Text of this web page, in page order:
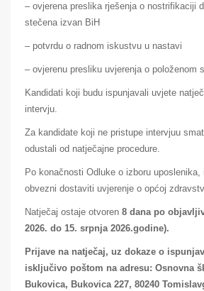
– ovjerena preslika rješenja o nostrifikaciji
stečena izvan BiH
– potvrdu o radnom iskustvu u nastavi
– ovjerenu presliku uvjerenja o položenom
Kandidati koji budu ispunjavali uvjete
intervju.
Za kandidate koji ne pristupe intervjuu
odustali od natječajne procedure.
Po konačnosti Odluke o izboru
obvezni dostaviti uvjerenje o općoj
Natječaj ostaje otvoren 8 dana po
2026. do 15. srpnja 2026.godine).
Prijave na natječaj, uz dokaze o
isključivo poštom na adresu: Osnovna
Bukovica, Bukovica 227, 80240